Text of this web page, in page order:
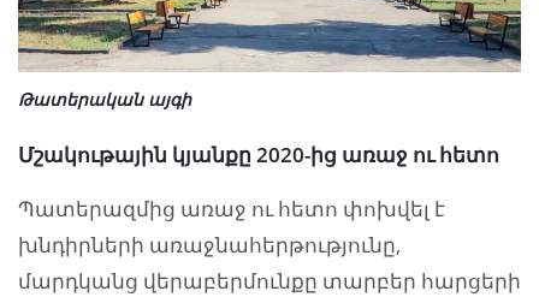
Թատերական այգի
Մշակութային կյանքը 2020-ից առաջ ու հետո
Պատերազմից առաջ ու հետո փոխվել է
խնդիրների առաջնահերթությունը,
մարդկանց վերաբերմունքը տարբեր հարցերի